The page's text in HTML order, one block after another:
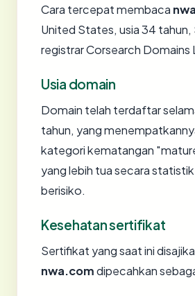
Cara tercepat membaca
United States, usia 34 tahun,
registrar Corsearch Domains
Usia domain
Domain telah terdaftar
tahun, yang
kategori kematangan
yang lebih tua secara
berisiko.
Kesehatan sertifikat
Sertifikat yang saat ini
nwa.comdipecahkan